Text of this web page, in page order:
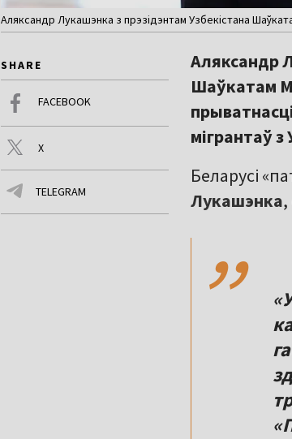
Аляксандр Лукашэнка з прэзідэнтам Узбекістана
SHARE
FACEBOOK
X
TELEGRAM
Аляксандр
Шаўкатам
мігрантаў з
Беларусі
Лукашэнка
,,